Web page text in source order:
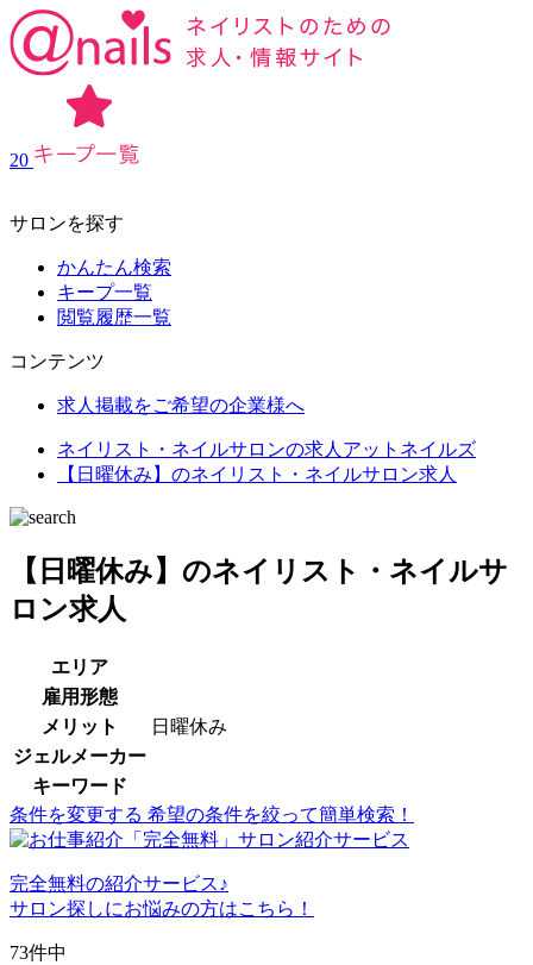
20
サロンを探す
かんたん検索
キープ一覧
閲覧履歴一覧
コンテンツ
求人掲載をご希望の企業様へ
ネイリスト・ネイルサロンの求人アットネイルズ
【日曜休み】のネイリスト・ネイルサロン求人
【日曜休み】のネイリスト・ネイルサ
ロン求人
エリア
雇用形態
メリット
日曜休み
ジェルメーカー
キーワード
条件を変更する 希望の条件を絞って簡単検索！
完全無料の紹介サービス♪
サロン探しにお悩みの方はこちら！
73件中